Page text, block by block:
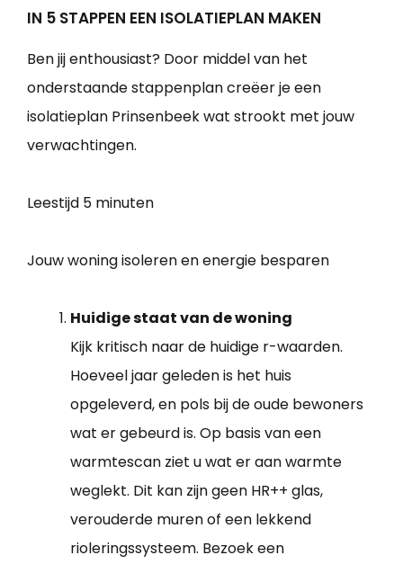
IN 5 STAPPEN EEN ISOLATIEPLAN MAKEN
Ben jij enthousiast? Door middel van het
onderstaande stappenplan creëer je een
isolatieplan Prinsenbeek wat strookt met jouw
verwachtingen.
Leestijd 5 minuten
Jouw woning isoleren en energie besparen
Huidige staat van de woning
Kijk kritisch naar de huidige r-waarden.
Hoeveel jaar geleden is het huis
opgeleverd, en pols bij de oude bewoners
wat er gebeurd is. Op basis van een
warmtescan ziet u wat er aan warmte
weglekt. Dit kan zijn geen HR++ glas,
verouderde muren of een lekkend
rioleringssysteem. Bezoek een